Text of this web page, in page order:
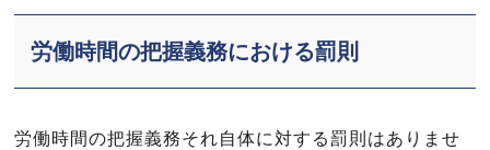
労働時間の把握義務における罰則
労働時間の把握義務それ自体に対する罰則はありませ